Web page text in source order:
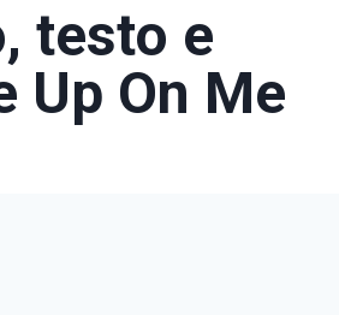
testo e
Up On Me